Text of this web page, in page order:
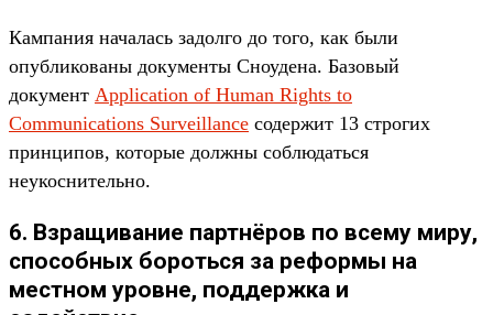
Кампания началась задолго до того, как были
опубликованы документы Сноудена. Базовый
документ Application of Human Rights to
Communications Surveillance содержит 13 строгих
принципов, которые должны соблюдаться
неукоснительно.
6. Взращивание партнёров по всему миру,
способных бороться за реформы на
местном уровне, поддержка и